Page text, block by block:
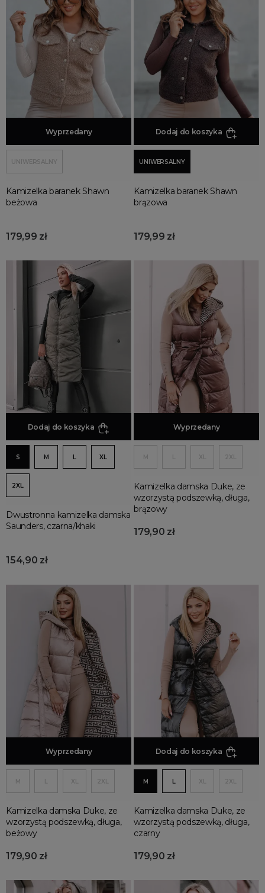
Dodaj do koszyka
Wyprzedany
UNIWERSALNY
Kamizelka baranek Shawn
beżowa
179,99 zł
Dodaj do koszyka
UNIWERSALNY
Kamizelka baranek Shawn
brązowa
179,99 zł
Dodaj do koszyka
S M L XL
2XL
Dwustronna kamizelka damska
Saunders, czarna/khaki
154,90 zł
Dodaj do koszyka
Wyprzedany
M L XL 2XL
Kamizelka damska Duke, ze
wzorzystą podszewką, długa,
brązowy
179,90 zł
Dodaj do koszyka
Wyprzedany
M L XL 2XL
Kamizelka damska Duke, ze
wzorzystą podszewką, długa,
beżowy
179,90 zł
Dodaj do koszyka
M L XL 2XL
Kamizelka damska Duke, ze
wzorzystą podszewką, długa,
czarny
179,90 zł